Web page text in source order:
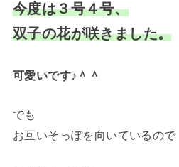
今度は３号４号、
双子の花が咲きました。
可愛いです♪＾＾
でも
お互いそっぽを向いているので